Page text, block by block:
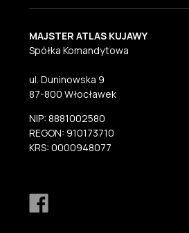
MAJSTER ATLAS KUJAWY
Spółka Komandytowa
ul. Duninowska 9
87-800 Włocławek
NIP: 8881002580
REGON: 910173710
KRS: 0000948077